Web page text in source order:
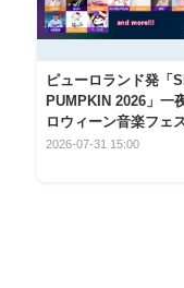
ピューロランド発「
PUMPKIN 2026」一
ロウィーン音楽フェ
定！
2026-07-31 15:00